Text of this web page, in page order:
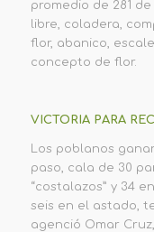
promedio de 281
libre, coladera,
flor, abanico,
concepto de flor.
VICTORIA PARA
Los poblanos
paso, cala de 30
“costalazos” y 34
seis en el astado,
agenció Omar